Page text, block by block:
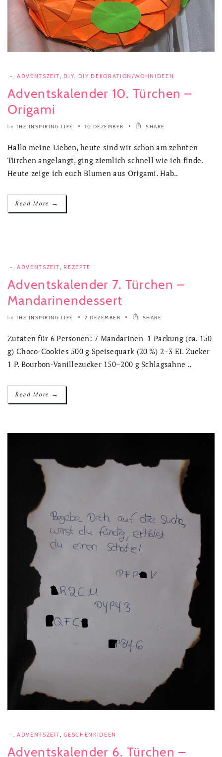
- ADVENTSZEIT DIY DIY DEKORATION/WOHNIDEEN
Adventskalender 10. Türchen –
Origami
by THE INSPIRING LIFE 10 DEZEMBER SHARE
Hallo meine Lieben, heute sind wir schon am zehnten
Türchen angelangt, ging ziemlich schnell wie ich finde.
Heute zeige ich euch Blumen aus Origami. Hab..
Read More →
- ADVENTSZEIT REZEPTE
Adventskalender 7. Türchen –
Mandarinendessert
by THE INSPIRING LIFE 7 DEZEMBER SHARE
Zutaten für 6 Personen: 7 Mandarinen 1 Packung (ca. 150
g) Choco-Cookies 500 g Speisequark (20 %) 2–3 EL Zucker
1 P. Bourbon-Vanillezucker 150–200 g Schlagsahne ..
Read More →
- , ADVENTSZEIT,GESCHENKIDEEN
Adventskalender 6. Türchen –